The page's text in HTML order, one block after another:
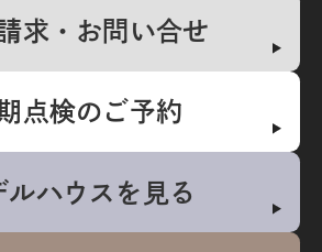
求・お問い合せ
点検のご予約
ルハウスを見る